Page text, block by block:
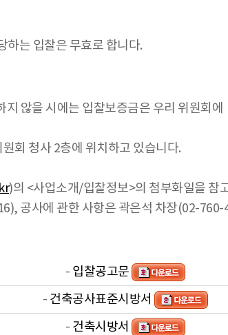
는 입찰은 무효로 합니다.
않을 시에는 입찰보증금은 우리 위원회에
회 청사 2층에 위치하고 있습니다.
)의 <사업소개/입찰정보>의 첨부화일을 참
공사에 관한 사항은 곽은석 차장(02-760-
- 입찰공고문
- 건축공사표준시방서
- 건축시방서